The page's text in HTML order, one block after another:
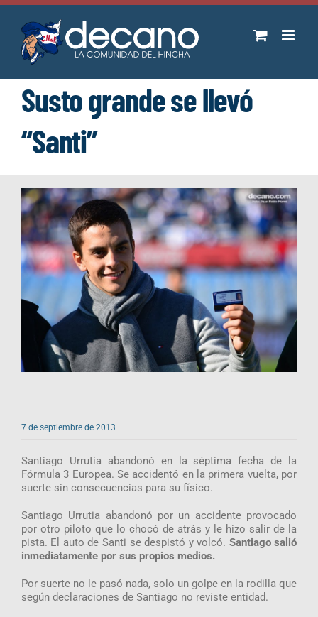
Saltar
contenido
Susto grande se llevó
“Santi”
7 de septiembre de 2013
Santiago Urrutia abandonó en la séptima fecha de la
Fórmula 3 Europea. Se accidentó en la primera vuelta, por
suerte sin consecuencias para su físico.
Santiago Urrutia abandonó por un accidente provocado
por otro piloto que lo chocó de atrás y le hizo salir de la
pista. El auto de Santi se despistó y volcó. Santiago salió
inmediatamente por sus propios medios.
Por suerte no le pasó nada, solo un golpe en la rodilla que
según declaraciones de Santiago no reviste entidad.